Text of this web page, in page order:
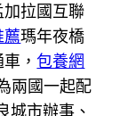
拉國互聯
薦瑪年夜橋
車，包養網
兩國一起配
城市辦事、